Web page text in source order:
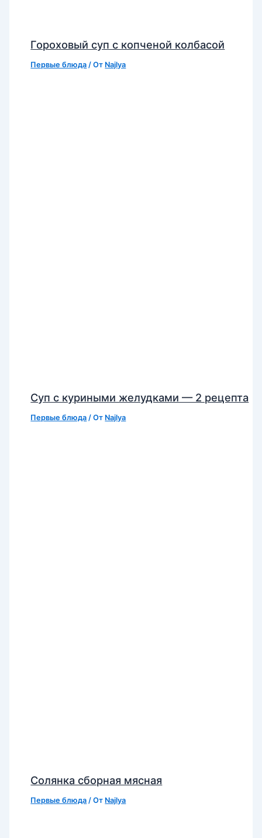
Гороховый суп с копченой колбасой
Первые блюда / От Najlya
Суп с куриными желудками — 2 рецепта
Первые блюда / От Najlya
Солянка сборная мясная
Первые блюда / От Najlya